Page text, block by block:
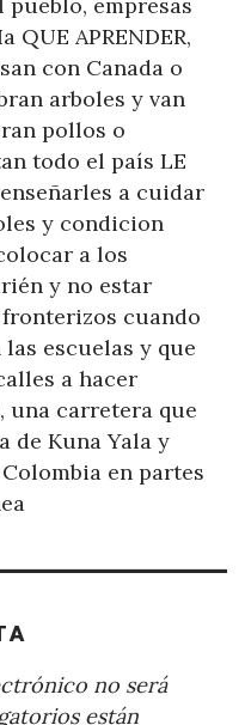
empresas
QUE APRENDER,
con Canada o
arboles y van
pollos o
todo el país LE
a cuidar
y condicion
a los
y no estar
cuando
escuelas y que
a hacer
una carretera que
de Kuna Yala y
en partes
no será
están